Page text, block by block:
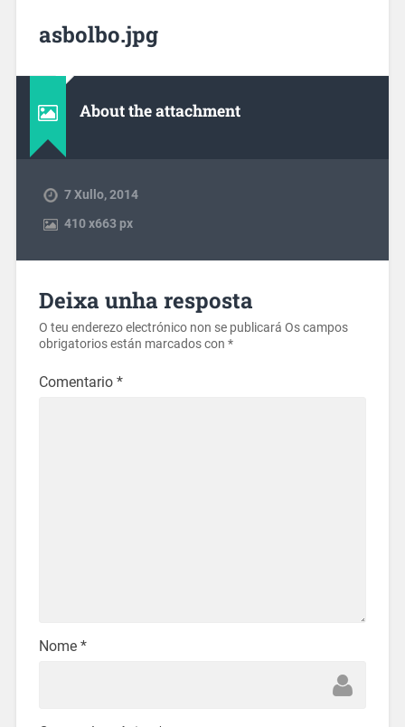
asbolbo.jpg
About the attachment
7 Xullo, 2014
410x663 px
Deixa unha resposta
O teu enderezo electrónico non se publicará Os campos
obrigatorios están marcados con *
Comentario *
Nome *